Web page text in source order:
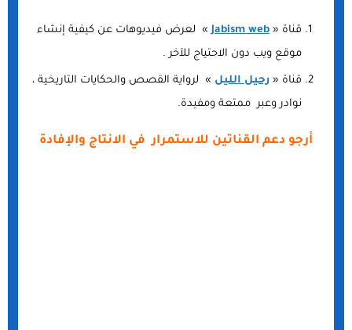
قناة « Jabism web» لعرض فيديوهات عن كيفية إنشاء
موقع ويب دون الاحتياج للآخر .
قناة « رحيل الليل » لرواية القصص والحكايات التاريخية ،
نوادر وعبر ممتعة ومفيدة.
أرجو دعم القناتين للاستمرار في الانتاج والإفادة